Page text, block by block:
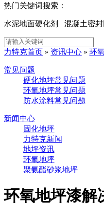
热门关键词搜索：
水泥地面硬化剂 混凝土密
力特克首页 » 资讯中心 » 环
常见问题
硬化地坪常见问题
环氧地坪常见问题
防水涂料常见问题
新闻中心
固化地坪
力特克新闻
地坪资讯
环氧地坪
聚氨酯砂浆地坪
环氧地坪漆解